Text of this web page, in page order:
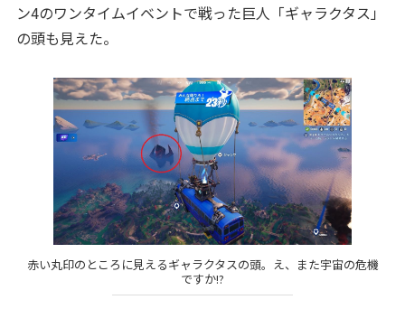
ン4のワンタイムイベントで戦った巨人「ギャラクタス」
の頭も見えた。
赤い丸印のところに見えるギャラクタスの頭。え、また宇宙の危機
ですか!?